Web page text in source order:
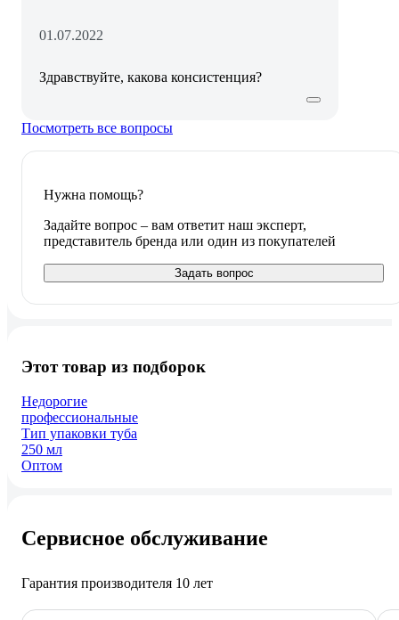
01.07.2022
Здравствуйте, какова консистенция?
Посмотреть все вопросы
Нужна помощь?
Задайте вопрос – вам ответит наш эксперт,
представитель бренда или один из покупателей
Задать вопрос
Этот товар из подборок
Недорогие
профессиональные
Тип упаковки туба
250 мл
Оптом
Сервисное обслуживание
Гарантия производителя 10 лет